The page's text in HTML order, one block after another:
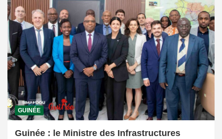
GUINÉE
Guinée : le Ministre des Infrastructures